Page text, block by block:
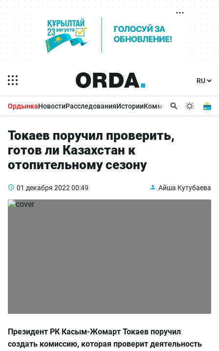
ОрдынкаНовостиРасследованияИсторииКомментарииБизнес
Токаев поручил проверить,
готов ли Казахстан к
отопительному сезону
01 декабря 2022 00:49 Айша Кутубаева
Президент РК Касым-Жомарт Токаев поручил
создать комиссию, которая проверит деятельность